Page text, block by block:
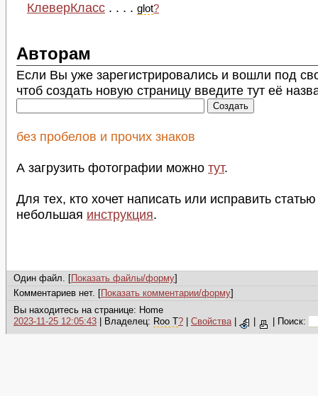
КлеверКласс . . . . glot?
Авторам
Если Вы уже зарегистрировались и вошли под
чтоб создать новую страницу введите тут её
без пробелов и прочих знаков
А загрузить фотографии можно тут.
Для тех, кто хочет написать или исправить статью
небольшая инструкция.
Один файл. [Показать файлы/форму]
Комментариев нет. [Показать комментарии/форму]
Вы находитесь на странице: Home
2023-11-25 12:05:43 | Владелец: Roo T? Свойства| Поиск: